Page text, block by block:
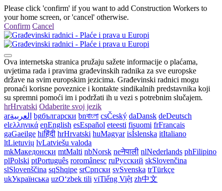
Please click 'confirm' if you want to add Construction Workers to
your home screen, or 'cancel' otherwise.
Confirm Cancel
Ova internetska stranica pružaju sažete informacije o plaćama,
uvjetima rada i pravima građevinskih radnika za sve europske
države na svim europskim jezicima. Građevinski radnici mogu
pronaći korisne poveznice i kontakte sindikalnih predstavnika koji
su spremni pomoći im i podržati ih u vezi s potrebnim slučajem.
hrHrvatski Odaberite svoj jezik
arالعربية bgбългарски bnবাংলা csČeský daDansk deDeutsch
elελληνικά enEnglish esEspañol eteesti fisuomi frFrançais
gaGaeilge hiहिंदी hrHrvatski huMagyar isÍslenska itItaliano
ltLietuvių lvLatviešu valoda
mkМакедонски mtMalti nbNorsk neनेपाली nlNederlands phFilipino
plPolski ptPortuguês roromânesc ruРусский skSlovenčina
slSlovenščina sqShqipe srСрпски svSvenska trTürkçe
ukУкраїнська uzOʻzbek tili viTiếng Việt zh中文